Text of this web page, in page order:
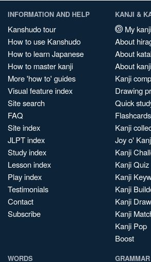
INFORMATION AND HELP
Kanshudo tour
How to use Kanshudo
How to learn Japanese
How to master kanji
More 'how to' guides
Visual feature index
Site search
FAQ
Site index
JLPT index
Study index
Lesson index
Play index
Testimonials
Contact
Subscribe
KANJI &
My
About
About
About kanji
Kanji
Drawing
Quick
Flashcards
Kanji
Joy o'
Kanji
Kanji Quiz
Kanji
Kanji
Kanji Draw
Kanji
Kanji Pop
Boost
WORDS GRAMMAR